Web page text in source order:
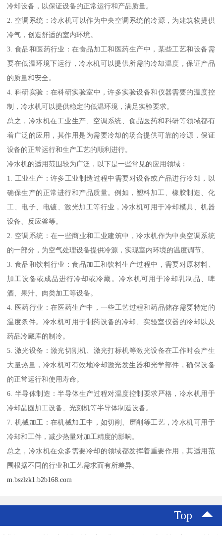
冷却设备，以保证设备的正常运行和产品质量。
2. 空调系统：冷水机可以作为中央空调系统的冷源，为建筑物提供
冷气，创造舒适的室内环境。
3. 食品和医药行业：在食品加工和医药生产中，某些工艺和设备需
要在低温环境下运行，冷水机可以提供所需的冷却温度，保证产品
的质量和安全。
4. 科研实验：在科研实验室中，许多实验设备和仪器需要的温度控
制，冷水机可以提供稳定的低温环境，满足实验要求。
总之，冷水机在工业生产、空调系统、食品医药和科研等领域都有
着广泛的应用，其作用是为需要冷却的场合提供可靠的冷源，保证
设备的正常运行和生产工艺的顺利进行。
冷水机的适用范围较为广泛，以下是一些常见的应用领域：
1. 工业生产：许多工业制造过程中需要对设备或产品进行冷却，以
确保生产的正常进行和产品质量。例如，塑料加工、橡胶制造、化
工、电子、电镀、激光加工等行业，冷水机可用于冷却模具、机器
设备、反应釜等。
2. 空调系统：在一些商业和工业建筑中，冷水机作为中央空调系统
的一部分，为空气处理设备提供冷源，实现室内环境的温度调节。
3. 食品和饮料行业：食品加工和饮料生产过程中，需要对原材料、
加工设备或成品进行冷却或冷藏。冷水机可用于冷却乳制品、啤
酒、果汁、肉类加工等设备。
4. 医药行业：在医药生产中，一些工艺过程和药品储存需要特定的
温度条件。冷水机可用于制药设备的冷却、实验室仪器的冷却以及
药品冷藏库的制冷。
5. 激光设备：激光切割机、激光打标机等激光设备在工作时会产生
大量热量，冷水机可有效地冷却激光发生器和光学部件，确保设备
的正常运行和使用寿命。
6. 半导体制造：半导体生产过程对温度控制要求严格，冷水机用于
冷却晶圆加工设备、光刻机等半导体制造设备。
7. 机械加工：在机械加工中，如切削、磨削等工艺，冷水机可用于
冷却和工件，减少热量对加工精度的影响。
总之，冷水机在众多需要冷却的领域都发挥着重要作用，其适用范
围根据不同的行业和工艺需求而有所差异。
m.bszlzk1.b2b168.com
Top